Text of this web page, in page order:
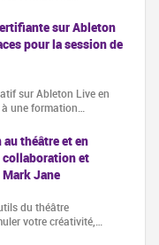
sur Ableton
pour la session de
sur Ableton Live en
une formation…
théâtre et en
et
Jane
du théâtre
votre créativité,…